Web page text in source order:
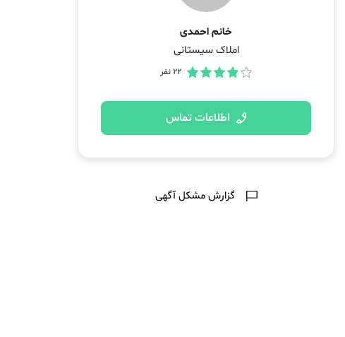
خانم احمدی
املاک سیستانی
22 نفر
اطلاعات تماس
گزارش مشکل آگهی